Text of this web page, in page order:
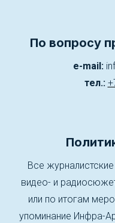
По вопросу
e-mail:
тел.:
Все
видео- и
или по итогам
упоминание Инфра-